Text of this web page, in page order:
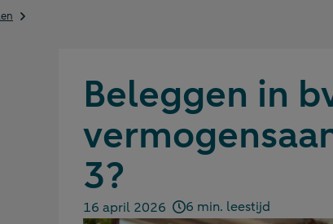
Beleggen in
3?
Gepubliceerd op:
16 april 2026 6 min. leestijd